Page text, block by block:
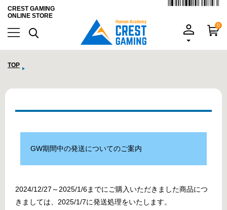
CREST GAMING
ONLINE STORE
0
TOP
GW期間中の発送についてのご案内
2024/12/27～2025/1/6までにご購入いただきました商品につ
きましては、2025/1/7に発送処理をいたします。